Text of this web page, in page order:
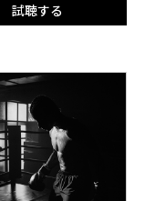
試聴する